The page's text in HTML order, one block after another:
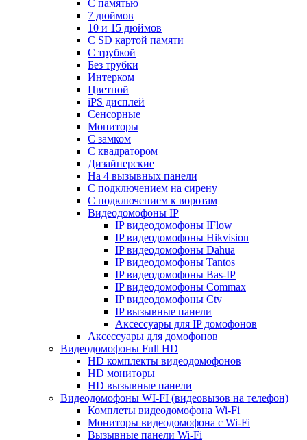
C памятью
7 дюймов
10 и 15 дюймов
С SD картой памяти
С трубкой
Без трубки
Интерком
Цветной
iPS дисплей
Сенсорные
Мониторы
С замком
C квадратором
Дизайнерские
На 4 вызывных панели
С подключением на сирену
С подключением к воротам
Видеодомофоны IP
IP видеодомофоны IFlow
IP видеодомофоны Hikvision
IP видеодомофоны Dahua
IP видеодомофоны Tantos
IP видеодомофоны Bas-IP
IP видеодомофоны Commax
IP видеодомофоны Ctv
IP вызывные панели
Аксессуары для IP домофонов
Аксессуары для домофонов
Видеодомофоны Full HD
HD комплекты видеодомофонов
HD мониторы
HD вызывные панели
Видеодомофоны WI-FI (видеовызов на телефон)
Комплеты видеодомофона Wi-Fi
Мониторы видеодомофона с Wi-Fi
Вызывные панели Wi-Fi